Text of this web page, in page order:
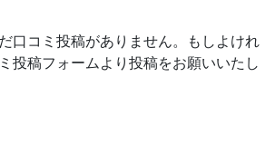
口コミ投稿がありません。もしよけれ
投稿フォームより投稿をお願いいたし